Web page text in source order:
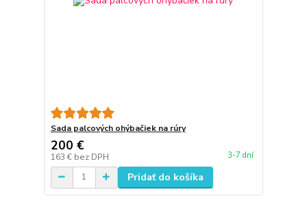
Sada palcových ohýbačiek na rúry
200 €
163 € bez DPH 3-7 dní
Pridať do košíka